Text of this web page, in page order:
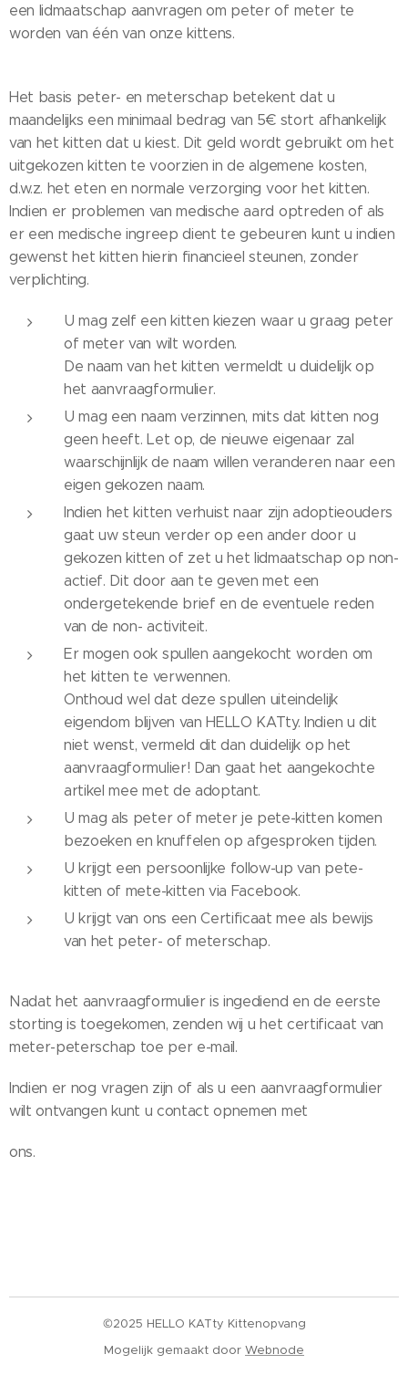
een lidmaatschap aanvragen om peter of meter te
worden van één van onze kittens.
Het basis peter- en meterschap betekent dat u
maandelijks een minimaal bedrag van 5€ stort afhankelijk
van het kitten dat u kiest. Dit geld wordt gebruikt om het
uitgekozen kitten te voorzien in de algemene kosten,
d.w.z. het eten en normale verzorging voor het kitten.
Indien er problemen van medische aard optreden of als
er een medische ingreep dient te gebeuren kunt u indien
gewenst het kitten hierin financieel steunen, zonder
verplichting.
U mag zelf een kitten kiezen waar u graag peter
of meter van wilt worden.
De naam van het kitten vermeldt u duidelijk op
het aanvraagformulier.
U mag een naam verzinnen, mits dat kitten nog
geen heeft. Let op, de nieuwe eigenaar zal
waarschijnlijk de naam willen veranderen naar een
eigen gekozen naam.
Indien het kitten verhuist naar zijn adoptieouders
gaat uw steun verder op een ander door u
gekozen kitten of zet u het lidmaatschap op non-
actief. Dit door aan te geven met een
ondergetekende brief en de eventuele reden
van de non- activiteit.
Er mogen ook spullen aangekocht worden om
het kitten te verwennen.
Onthoud wel dat deze spullen uiteindelijk
eigendom blijven van HELLO KATty. Indien u dit
niet wenst, vermeld dit dan duidelijk op het
aanvraagformulier! Dan gaat het aangekochte
artikel mee met de adoptant.
U mag als peter of meter je pete-kitten komen
bezoeken en knuffelen op afgesproken tijden.
U krijgt een persoonlijke follow-up van pete-
kitten of mete-kitten via Facebook.
U krijgt van ons een Certificaat mee als bewijs
van het peter- of meterschap.
Nadat het aanvraagformulier is ingediend en de eerste
storting is toegekomen, zenden wij u het certificaat van
meter-peterschap toe per e-mail.
Indien er nog vragen zijn of als u een aanvraagformulier
wilt ontvangen kunt u contact opnemen met
ons.
©2025 HELLO KATty Kittenopvang
Mogelijk gemaakt door Webnode